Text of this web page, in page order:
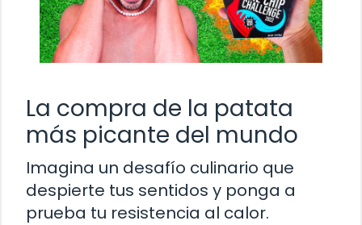
La compra de la patata
más picante del mundo
Imagina un desafío culinario que
despierte tus sentidos y ponga a
prueba tu resistencia al calor.